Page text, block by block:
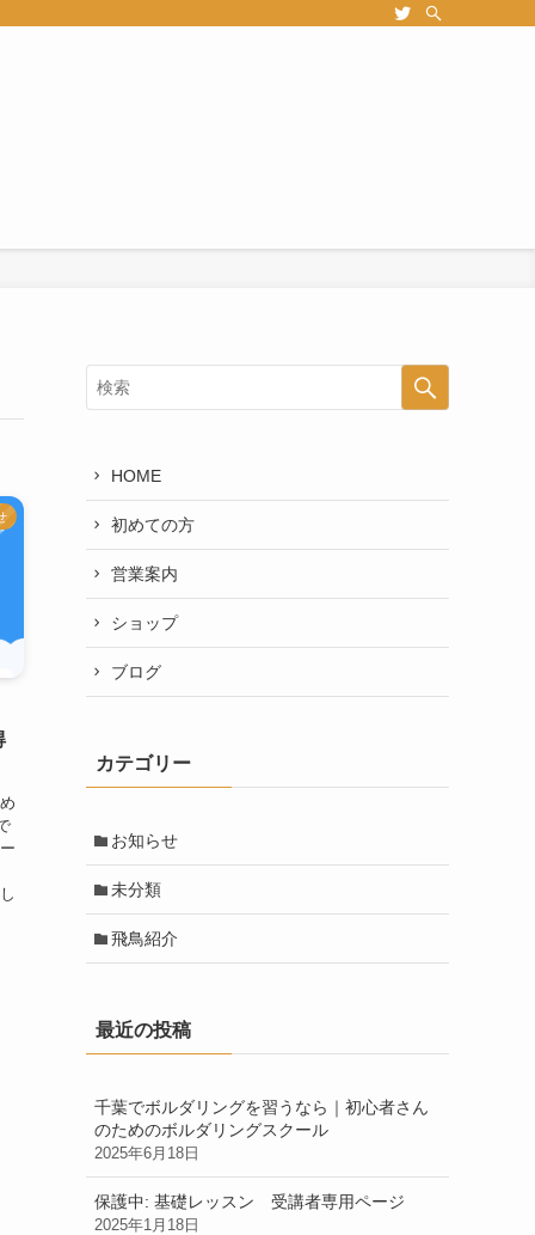
HOME
初めての方
営業案内
ショップ
ブログ
カテゴリー
お知らせ
未分類
飛鳥紹介
最近の投稿
千葉でボルダリングを習うなら｜初心者さん
のためのボルダリングスクール
2025年6月18日
保護中: 基礎レッスン 受講者専用ページ
2025年1月18日